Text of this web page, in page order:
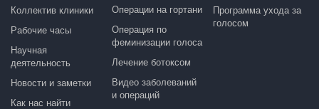
Коллектив клиники
Рабочие часы
Научная
деятельность
Новости и заметки
Как нас найти
Операции на гортани
Операция по
феминизации голоса
Лечение ботоксом
Видео заболеваний
и операций
Программа ухода за
голосом